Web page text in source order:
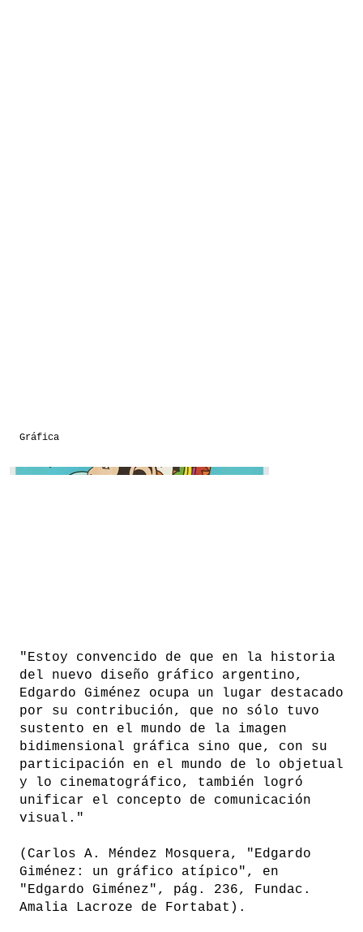
Gráfica
"Estoy convencido de que en la historia
del nuevo diseño gráfico argentino,
Edgardo Giménez ocupa un lugar destacado
por su contribución, que no sólo tuvo
sustento en el mundo de la imagen
bidimensional gráfica sino que, con su
participación en el mundo de lo objetual
y lo cinematográfico, también logró
unificar el concepto de comunicación
visual."
(Carlos A. Méndez Mosquera, "Edgardo
Giménez: un gráfico atípico", en
"Edgardo Giménez", pág. 236, Fundac.
Amalia Lacroze de Fortabat).